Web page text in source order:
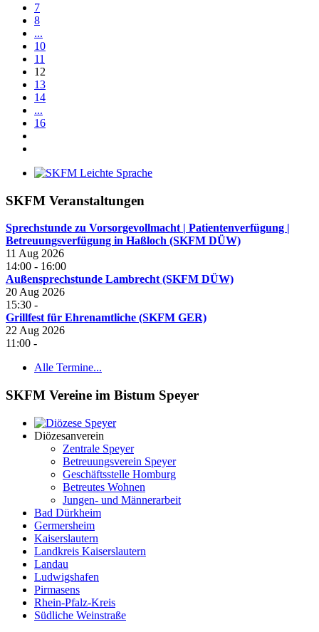
7
8
...
10
11
12
13
14
...
16
SKFM Veranstaltungen
Sprechstunde zu Vorsorgevollmacht | Patientenverfügung |
Betreuungsverfügung in Haßloch (SKFM DÜW)
11 Aug 2026
14:00 - 16:00
Außensprechstunde Lambrecht (SKFM DÜW)
20 Aug 2026
15:30 -
Grillfest für Ehrenamtliche (SKFM GER)
22 Aug 2026
11:00 -
Alle Termine...
SKFM Vereine im Bistum Speyer
Diözesanverein
Zentrale Speyer
Betreuungsverein Speyer
Geschäftsstelle Homburg
Betreutes Wohnen
Jungen- und Männerarbeit
Bad Dürkheim
Germersheim
Kaiserslautern
Landkreis Kaiserslautern
Landau
Ludwigshafen
Pirmasens
Rhein-Pfalz-Kreis
Südliche Weinstraße